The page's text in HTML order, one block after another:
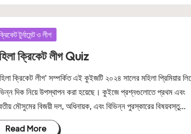
টুর্নামেন্ট ও লীগ
ক্রিকেট লীগ Quiz
ক্রিকেট লীগ' সম্পর্কিত এই কুইজটি ২০২৪ সালের মহিলা প্রিমিয়ার
দিক নিয়ে উপস্থাপন করা হয়েছে। কুইজে প্রশ্নগুলোতে প্রথম এবং
মৌসুমের বিজয়ী দল, অধিনায়ক, এবং বিভিন্ন পুরস্কারের বিষয়বস্তু…
Read More